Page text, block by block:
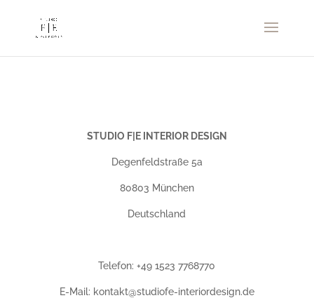
STUDIO F|E INTERIOR DESIGN
Degenfeldstraße 5a
80803 München
Deutschland
Telefon: +49 1523 7768770
E-Mail: kontakt@studiofe-interiordesign.de